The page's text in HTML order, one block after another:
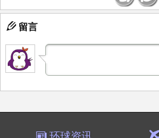
留言